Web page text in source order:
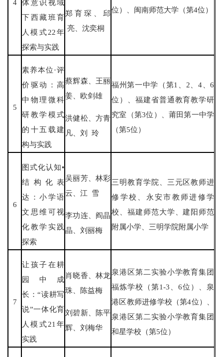
4
体意识视域
下西藏班育
人模式22年
探索与实践
郑育琛、邱
亮、沈奕桐
位）、闽南师范大学（第4位）
5
素养本位·评
价驱动：高
中物理微科
研教学模式
的十五载建
构与实践
蔡辉森、王丽
姜、欧剑雄
洪健松、方青
凡、刘 玲
福州第一中学（第1、2、4、6
位）、福建省普通教育教学研
究室（第3位）、莆田第一中学
（第5位）
6
图式化认知•
结构化表
达：小学语
文思维可视
化教学实践
探索
吴丽芳、林彩
云、江 雪
李功连、阎晶
晶、刘丽梅
三明教育学院、三元区教师进
修学校、永安市教师进修学
校、福建师范大学、建阳师范
附属小学、三明学院附属小学
7
让孩子在耕
园中成
长：“读耕写
说”一体化育
人模式21年
实践
肖晓香、林龙
珠、陈益梅
刘碧新、陈平
辉、刘梅华
泉港区第二实验小学教育集团
福炼学校（第1-3、6位）、泉
港区教师进修学校（第4位）、
泉港区第二实验小学教育集团
和星学校（第5位）